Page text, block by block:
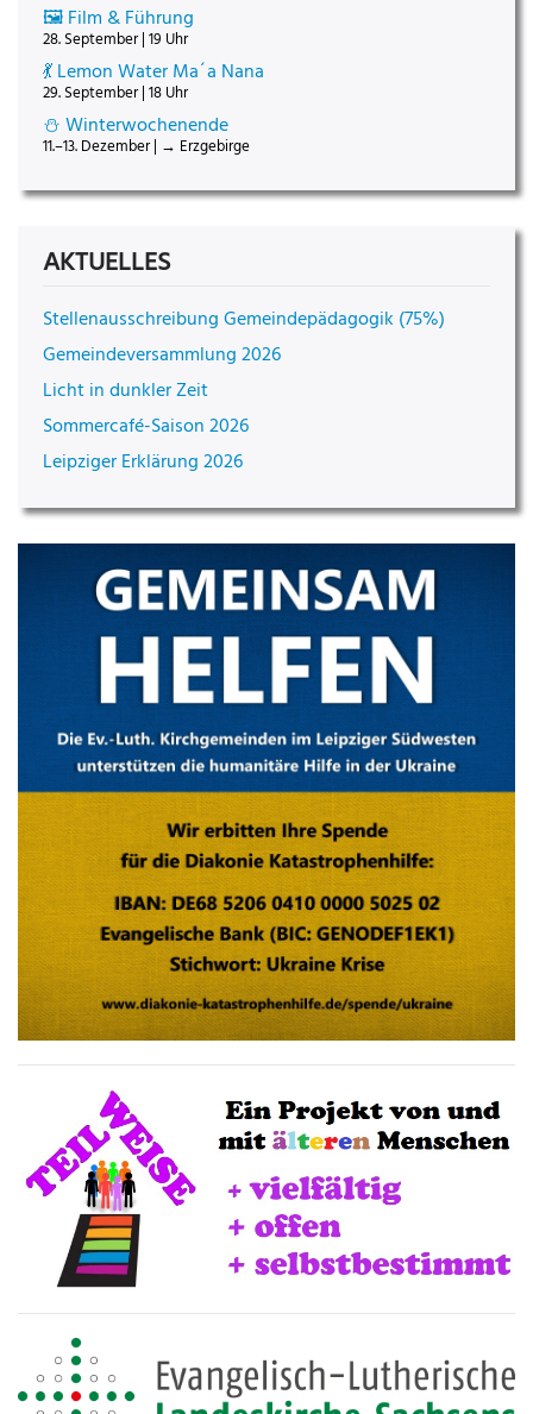
🖼️ Film & Führung
28. September | 19 Uhr
💃 Lemon Water Ma´a Nana
29. September | 18 Uhr
⛄ Winterwochenende
11.–13. Dezember | → Erzgebirge
AKTUELLES
Stellenausschreibung Gemeindepädagogik (75%)
Gemeindeversammlung 2026
Licht in dunkler Zeit
Sommercafé-Saison 2026
Leipziger Erklärung 2026